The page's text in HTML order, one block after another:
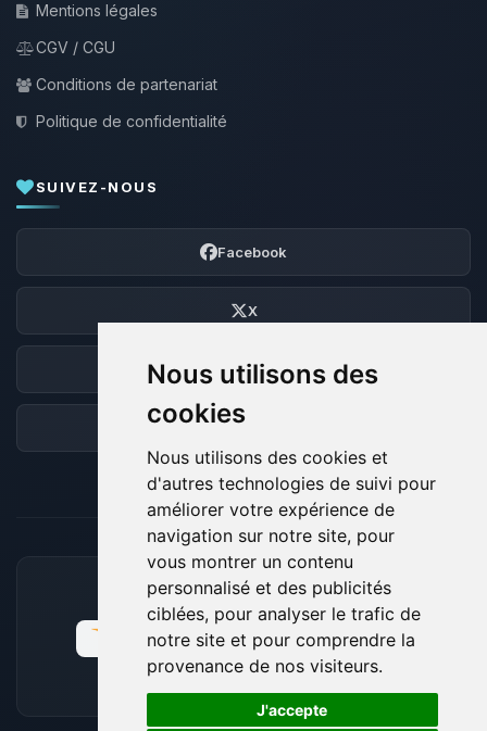
Nous utilisons des
cookies
Nous utilisons des cookies et
d'autres technologies de suivi pour
améliorer votre expérience de
navigation sur notre site, pour
vous montrer un contenu
personnalisé et des publicités
ciblées, pour analyser le trafic de
notre site et pour comprendre la
provenance de nos visiteurs.
J'accepte
Mentions légales
CGV / CGU
Conditions de partenariat
Politique de confidentialité
SUIVEZ-NOUS
Facebook
X
Discord
Forum
MOYENS DE PAIEMENT ACCEPTÉS
🍪